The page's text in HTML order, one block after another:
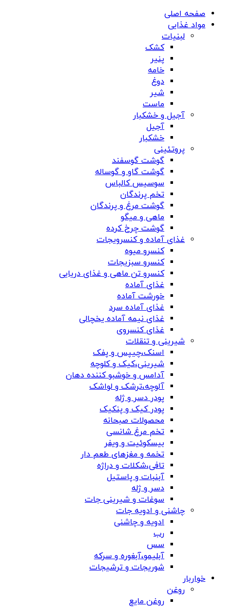
صفحه اصلی
مواد غذایی
لبنیات
کشک
پنیر
خامه
دوغ
شیر
ماست
آجیل و خشکبار
آجیل
خشکبار
پروتئینی
گوشت گوسفند
گوشت گاو و گوساله
سوسیس کالباس
تخم پرندگان
گوشت مرغ و پرندگان
ماهی و میگو
گوشت چرخ کرده
غذای آماده و کنسرویجات
کنسرو میوه
کنسرو سبزیجات
کنسرو تن ماهی و غذای دریایی
غذای آماده
خورشت آماده
غذای آماده سرد
غذای نیمه آماده یخچالی
غذای کنسروی
شیرینی و تنقلات
اسنک،چیپس و پفک
شیرینی،کیک و کلوچه
آدامس و خوشبو کننده دهان
آلوچه،ترشک و لواشک
پودر دسر و ژله
پودر کیک و پنکیک
محصولات صبحانه
تخم مرغ شانسی
بیسکوئیت و ویفر
تخمه و مغزهای طعم دار
تافی،شکلات و دراژه
آبنبات و پاستیل
دسر و ژله
سوغات و شیرینی جات
چاشنی و ادویه جات
ادویه و چاشنی
رب
سس
آبلیمو،آبغوره و سرکه
شوریجات و ترشیجات
خواربار
روغن
روغن مایع